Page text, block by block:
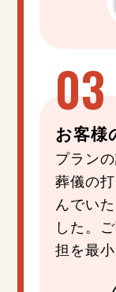
お客様
プラン
葬儀の
んでい
した。
担を最